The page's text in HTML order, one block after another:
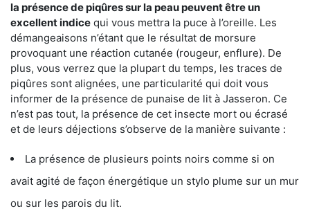
la présence de piqûres sur la peau peuvent être un
excellent indice qui vous mettra la puce à l’oreille. Les
démangeaisons n’étant que le résultat de morsure
provoquant une réaction cutanée (rougeur, enflure). De
plus, vous verrez que la plupart du temps, les traces de
piqûres sont alignées, une particularité qui doit vous
informer de la présence de punaise de lit à Jasseron. Ce
n’est pas tout, la présence de cet insecte mort ou écrasé
et de leurs déjections s’observe de la manière suivante :
La présence de plusieurs points noirs comme si on
avait agité de façon énergétique un stylo plume sur un mur
ou sur les parois du lit.